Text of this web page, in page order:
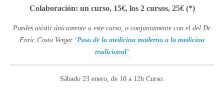
Colaboración: un curso, 15€, los 2 cursos, 25€ (*)
Puedes asistir únicamente a este curso, o conjuntamente con el del Dr.
Enric Costa Verger ‘Paso de la medicina moderna a la medicina
tradicional’
Sábado 23 enero, de 10 a 12h Curso: